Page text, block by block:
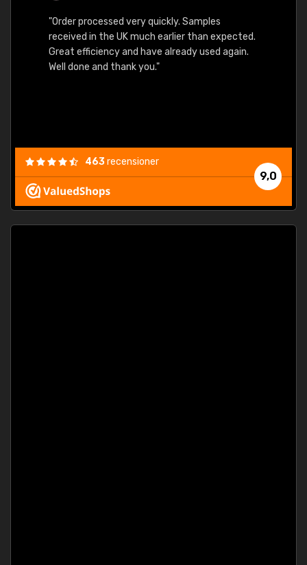
"Order processed very quickly. Samples
received in the UK much earlier than expected.
Great efficiency and have already used again.
Well done and thank you."
9,0
463recensioner